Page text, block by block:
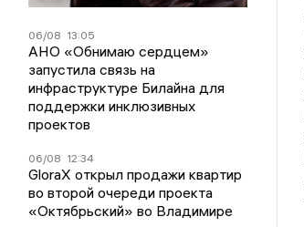
06/08 13:05
АНО «Обнимаю сердцем»
запустила связь на
инфраструктуре Билайна для
поддержки инклюзивных
проектов
06/08 12:34
GloraX открыл продажи квартир
во второй очереди проекта
«Октябрьский» во Владимире